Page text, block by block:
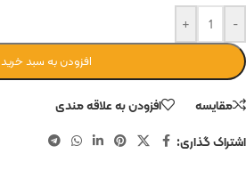
-
+
افزودن به سبد خرید
مقایسه
افزودن به علاقه مندی
اشتراک گذاری: